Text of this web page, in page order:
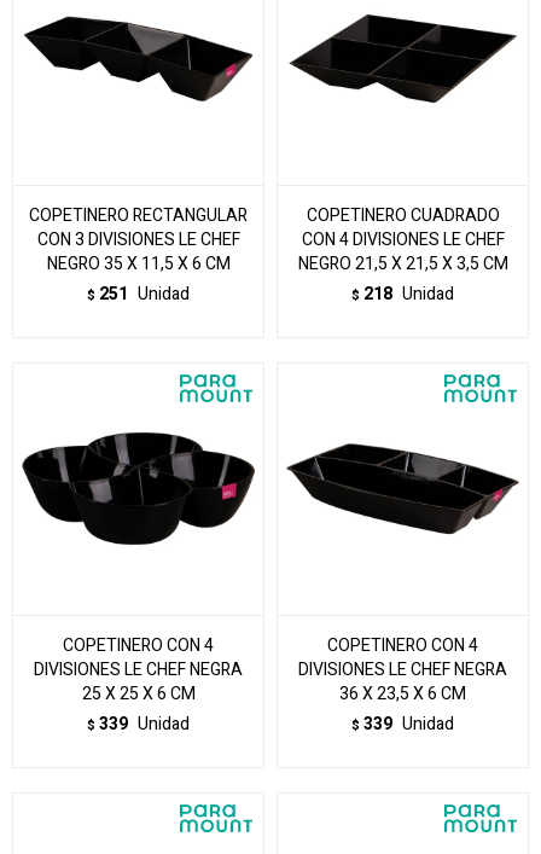
COPETINERO RECTANGULAR
CON 3 DIVISIONES LE CHEF
NEGRO 35 X 11,5 X 6 CM
$ 251 Unidad
COPETINERO CUADRADO
CON 4 DIVISIONES LE CHEF
NEGRO 21,5 X 21,5 X 3,5 CM
$ 218 Unidad
COPETINERO CON 4
DIVISIONES LE CHEF NEGRA
25 X 25 X 6 CM
$ 339 Unidad
COPETINERO CON 4
DIVISIONES LE CHEF NEGRA
36 X 23,5 X 6 CM
$ 339 Unidad